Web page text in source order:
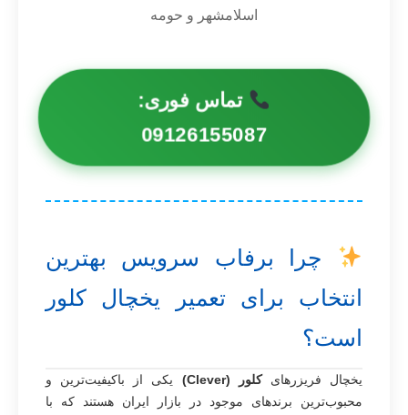
اسلامشهر و حومه
تماس فوری:
09126155087
چرا برفاب سرویس بهترین
انتخاب برای تعمیر یخچال کلور
است؟
یخچال فریزرهایکلور (Clever)
یکی از باکیفیت‌ترین و
محبوب‌ترین برندهای موجود در بازار ایران هستند که با